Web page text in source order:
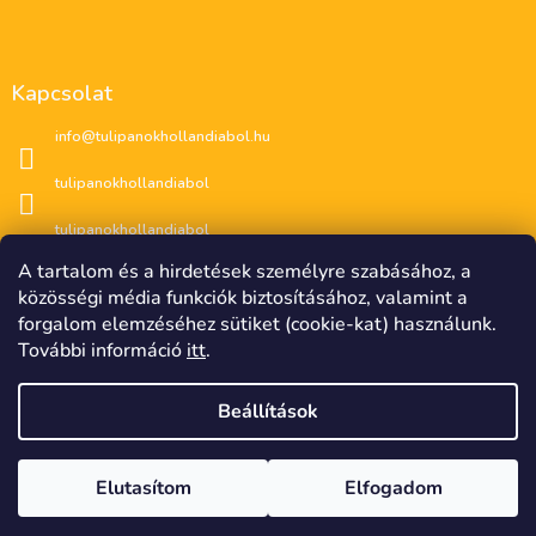
A tartalom és a hirdetések személyre szabásához, a
közösségi média funkciók biztosításához, valamint a
forgalom elemzéséhez sütiket (cookie-kat) használunk.
További információ itt.
Beállítások
Elutasítom Elfogadom
Kapcsolat
info@tulipanokhollandiabol.hu
tulipanokhollandiabol
tulipanokhollandiabol
Shoptet készítetteCopyright 2026 🌷 Tulipánok Hollandiából 🌷
jog fenntartva.Süti beállítások szerkesztése
???? ???? EUR
Slovensko